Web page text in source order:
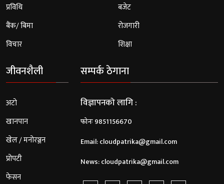
प्रविधि
बैंक/ बिमा
विचार
बजेट
रोजगारी
शिक्षा
जीवनशैली
अटो
खानपान
खेल / मनोरञ्जन
प्रोपटी
फेसन
सम्पर्क ठेगाना
विज्ञापनको लागि :
फोनः 9851156670
Email:cloudpatrika@gmail.com
News:cloudpatrika@gmail.com